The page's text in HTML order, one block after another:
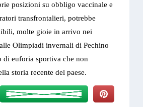
posizioni su obbligo vaccinale e
transfrontalieri, potrebbe
molte gioie in arrivo nei
Olimpiadi invernali di Pechino
di euforia sportiva che non
storia recente del paese.